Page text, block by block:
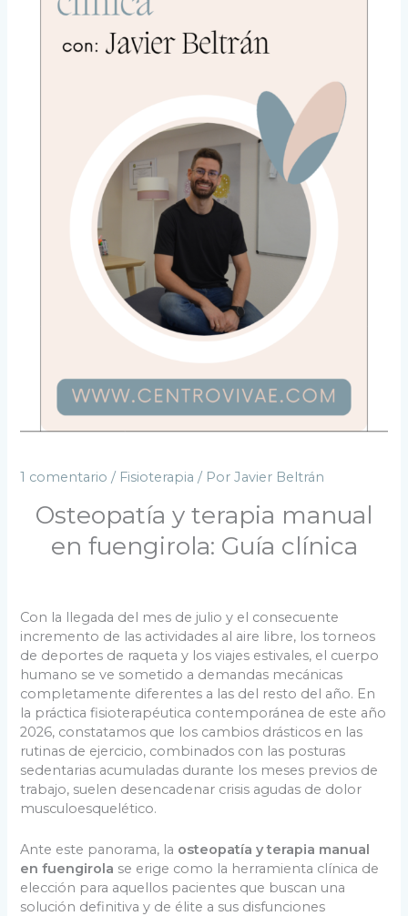
1 comentario / Fisioterapia / PorJavier Beltrán
Osteopatía y terapia manual
en fuengirola: Guía clínica
Con la llegada del mes de julio y el consecuente
incremento de las actividades al aire libre, los torneos
de deportes de raqueta y los viajes estivales, el cuerpo
humano se ve sometido a demandas mecánicas
completamente diferentes a las del resto del año. En
la práctica fisioterapéutica contemporánea de este año
2026, constatamos que los cambios drásticos en las
rutinas de ejercicio, combinados con las posturas
sedentarias acumuladas durante los meses previos de
trabajo, suelen desencadenar crisis agudas de dolor
musculoesquelético.
Ante este panorama, la osteopatía y terapia manual
en fuengirola se erige como la herramienta clínica de
elección para aquellos pacientes que buscan una
solución definitiva y de élite a sus disfunciones